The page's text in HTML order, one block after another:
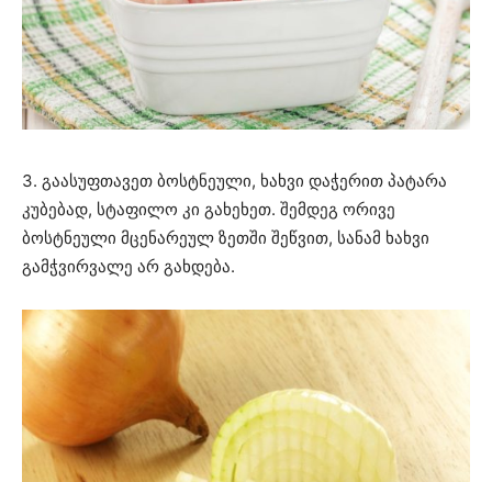
3. გაასუფთავეთ ბოსტნეული, ხახვი დაჭერით პატარა
კუბებად, სტაფილო კი გახეხეთ. შემდეგ ორივე
ბოსტნეული მცენარეულ ზეთში შეწვით, სანამ ხახვი
გამჭვირვალე არ გახდება.